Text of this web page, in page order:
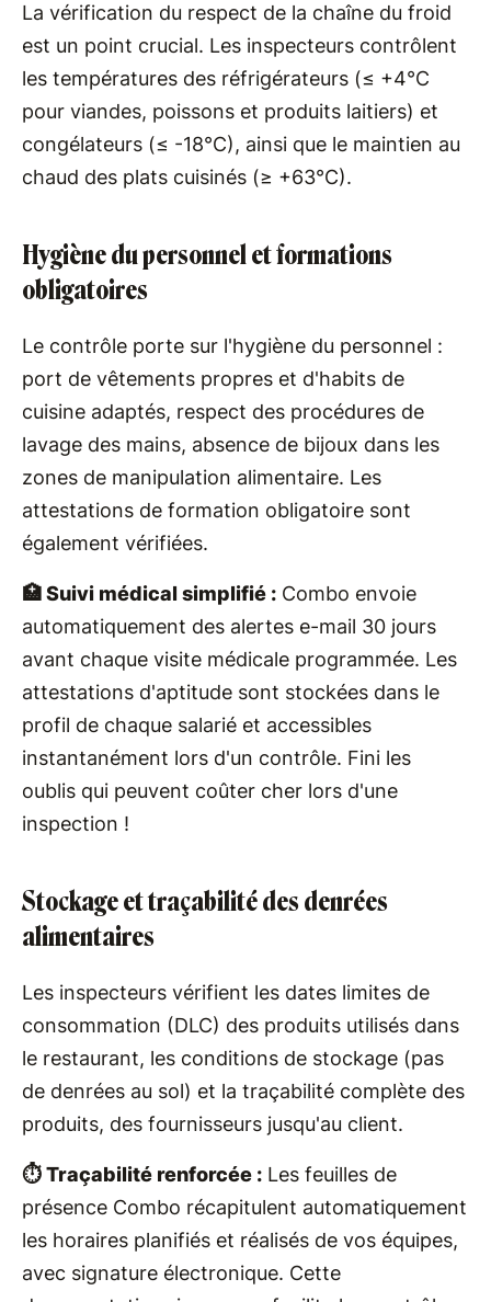
La vérification du respect de la chaîne du froid
est un point crucial. Les inspecteurs contrôlent
les températures des réfrigérateurs (≤ +4°C
pour viandes, poissons et produits laitiers) et
congélateurs (≤ -18°C), ainsi que le maintien au
chaud des plats cuisinés (≥ +63°C).
Hygiène du personnel et formations
obligatoires
Le contrôle porte sur l'hygiène du personnel :
port de vêtements propres et d'habits de
cuisine adaptés, respect des procédures de
lavage des mains, absence de bijoux dans les
zones de manipulation alimentaire. Les
attestations de formation obligatoire sont
également vérifiées.
🏥 Suivi médical simplifié : Combo envoie
automatiquement des alertes e-mail 30 jours
avant chaque visite médicale programmée. Les
attestations d'aptitude sont stockées dans le
profil de chaque salarié et accessibles
instantanément lors d'un contrôle. Fini les
oublis qui peuvent coûter cher lors d'une
inspection !
Stockage et traçabilité des denrées
alimentaires
Les inspecteurs vérifient les dates limites de
consommation (DLC) des produits utilisés dans
le restaurant, les conditions de stockage (pas
de denrées au sol) et la traçabilité complète des
produits, des fournisseurs jusqu'au client.
⏱️ Traçabilité renforcée : Les feuilles de
présence Combo récapitulent automatiquement
les horaires planifiés et réalisés de vos équipes,
avec signature électronique. Cette